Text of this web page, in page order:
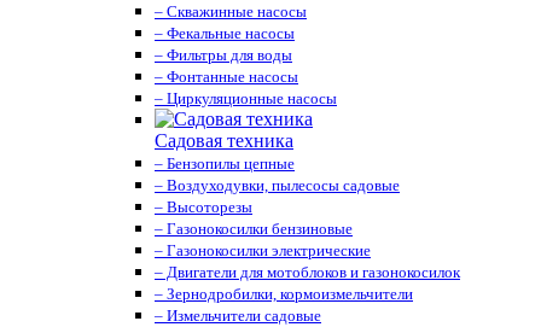
– Скважинные насосы
– Фекальные насосы
– Фильтры для воды
– Фонтанные насосы
– Циркуляционные насосы
Садовая техника
– Бензопилы цепные
– Воздуходувки, пылесосы садовые
– Высоторезы
– Газонокосилки бензиновые
– Газонокосилки электрические
– Двигатели для мотоблоков и газонокосилок
– Зернодробилки, кормоизмельчители
– Измельчители садовые